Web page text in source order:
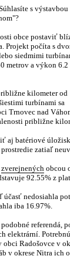
s výstavbou
obce postaviť
Projekt počíta s
siedmimi
metrov a výkon 6.2
kilometer od
turbínami sa
Trnovec nad
približne
aj batériové
zatiaľ
zverejnených obcou
92.55% z
účasť nedosiahla
iba 16.97%.
elektrární.
Radošovce v
v okrese Nitra ich